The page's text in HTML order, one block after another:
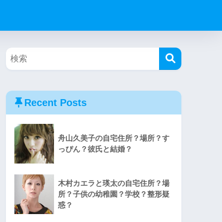
Recent Posts
舟山久美子の自宅住所？場所？す
っぴん？彼氏と結婚？
木村カエラと瑛太の自宅住所？場
所？子供の幼稚園？学校？整形疑
惑？